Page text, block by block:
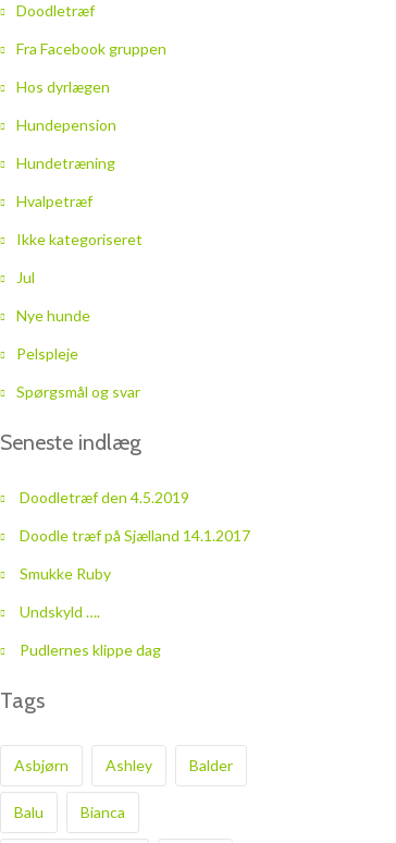
Doodletræf
Fra Facebook gruppen
Hos dyrlægen
Hundepension
Hundetræning
Hvalpetræf
Ikke kategoriseret
Jul
Nye hunde
Pelspleje
Spørgsmål og svar
Seneste indlæg
Doodletræf den 4.5.2019
Doodle træf på Sjælland 14.1.2017
Smukke Ruby
Undskyld ….
Pudlernes klippe dag
Tags
Asbjørn Ashley Balder
Balu Bianca